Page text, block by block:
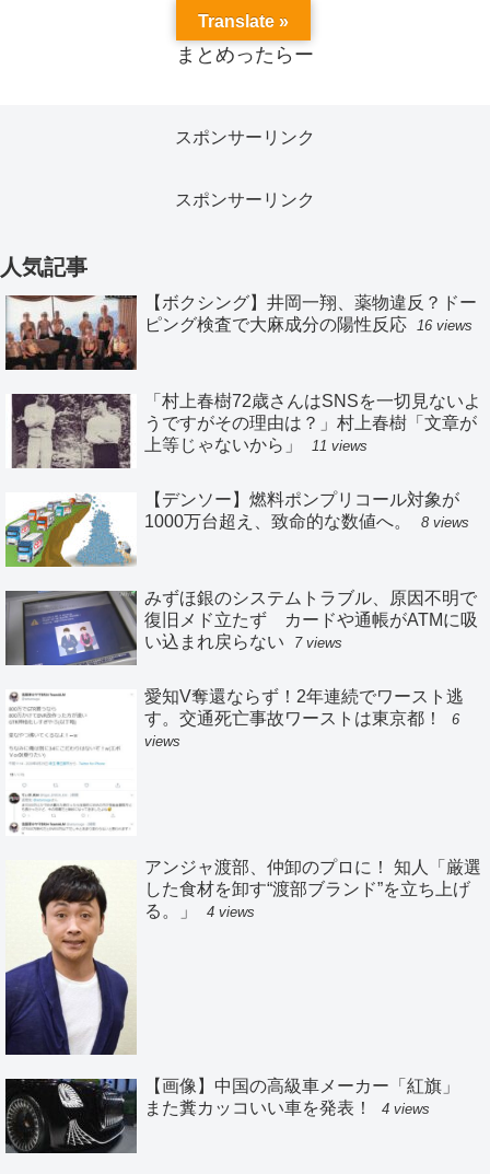
まとめったらー
スポンサーリンク
スポンサーリンク
人気記事
【ボクシング】井岡一翔、薬物違反？ドー
ピング検査で大麻成分の陽性反応
16 views
「村上春樹72歳さんはSNSを一切見ないよ
うですがその理由は？」村上春樹「文章が
上等じゃないから」
11 views
【デンソー】燃料ポンプリコール対象が
1000万台超え、致命的な数値へ。
8 views
みずほ銀のシステムトラブル、原因不明で
復旧メド立たず カードや通帳がATMに吸
い込まれ戻らない
7 views
愛知V奪還ならず！2年連続でワースト逃
す。交通死亡事故ワーストは東京都！
6
views
アンジャ渡部、仲卸のプロに！ 知人「厳選
した食材を卸す“渡部ブランド”を立ち上げ
る。」
4 views
【画像】中国の高級車メーカー「紅旗」
また糞カッコいい車を発表！
4 views
Translate »